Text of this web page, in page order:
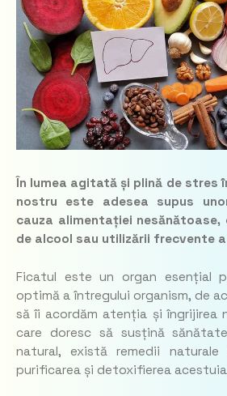
În lumea agitată și plină de stres
nostru este adesea supus
cauza alimentației nesănătoase,
de alcool sau utilizării frecvente
Ficatul este un organ esențial
optimă a întregului organism, de
să îi acordăm atenția și îngrijirea
care doresc să susțină
natural, există remedii
purificarea și detoxifierea